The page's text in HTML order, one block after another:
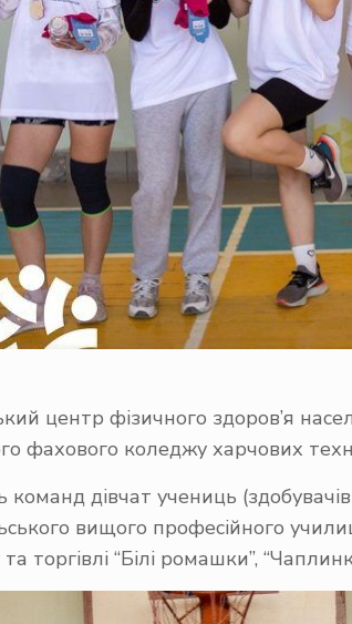
центр фізичного здоров’я
фахового коледжу харчових
дівчат учениць
вищого професійного
торгівлі “Білі ромашки”,